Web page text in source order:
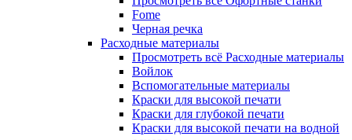
Fome
Черная речка
Расходные материалы
Просмотреть всё Расходные материалы
Войлок
Вспомогательные материалы
Краски для высокой печати
Краски для глубокой печати
Краски для высокой печати на водной